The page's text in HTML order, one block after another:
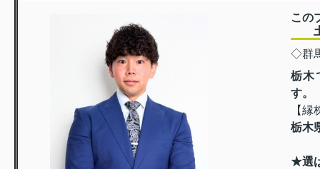
この
土
◇群
栃木
す。
【
栃木
★選